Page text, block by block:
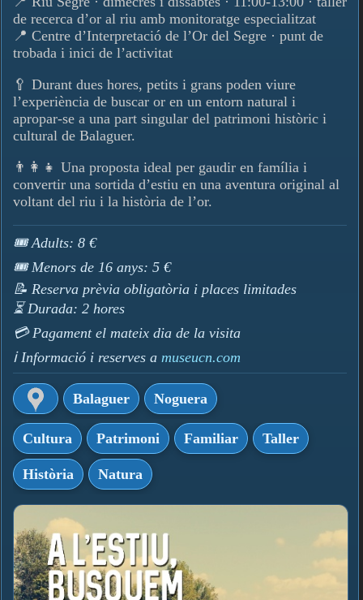
de recerca d’or al riu amb monitoratge especialitzat
📍 Centre d’Interpretació de l’Or del Segre · punt de
trobada i inici de l’activitat
🥄 Durant dues hores, petits i grans poden viure
l’experiència de buscar or en un entorn natural i
apropar-se a una part singular del patrimoni històric i
cultural de Balaguer.
👨‍👩‍👧 Una proposta ideal per gaudir en família i
convertir una sortida d’estiu en una aventura original al
voltant del riu i la història de l’or.
🎟️ Adults: 8 €
🎟️ Menors de 16 anys: 5 €
📝 Reserva prèvia obligatòria i places limitades
⏳ Durada: 2 hores
💳 Pagament el mateix dia de la visita
ℹ️ Informació i reserves a museucn.com
Balaguer Noguera
Cultura Patrimoni Familiar Taller
Història Natura